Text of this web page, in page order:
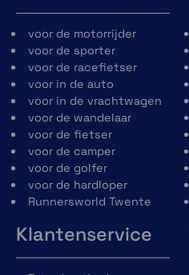
voor de motorrijder
voor de sporter
voor de racefietser
voor in de auto
voor in de vrachtwagen
voor de wandelaar
voor de fietser
voor de camper
voor de golfer
voor de hardloper
Runnersworld Twente
Klantenservice